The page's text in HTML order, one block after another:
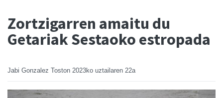
Zortzigarren amaitu du
Getariak Sestaoko estropada
Jabi Gonzalez Toston 2023ko uztailaren 22a